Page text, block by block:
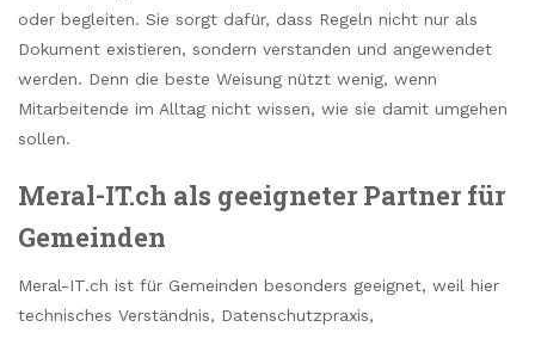
oder begleiten. Sie sorgt dafür, dass Regeln nicht nur als
Dokument existieren, sondern verstanden und angewendet
werden. Denn die beste Weisung nützt wenig, wenn
Mitarbeitende im Alltag nicht wissen, wie sie damit umgehen
sollen.
Meral-IT.ch als geeigneter Partner für
Gemeinden
Meral-IT.ch ist für Gemeinden besonders geeignet, weil hier
technisches Verständnis, Datenschutzpraxis,